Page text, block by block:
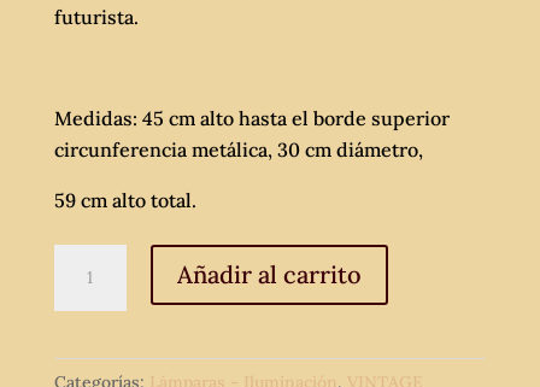
futurista.
Medidas: 45 cm alto hasta el borde superior
circunferencia metálica, 30 cm diámetro,
59 cm alto total.
antigua
Añadir al carrito
Categorías: Lámparas - Iluminación, VINTAGE